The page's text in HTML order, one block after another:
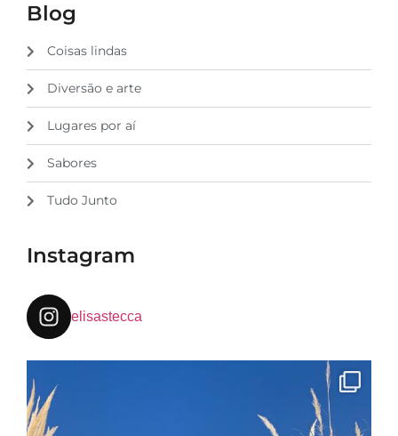
Blog
Coisas lindas
Diversão e arte
Lugares por aí
Sabores
Tudo Junto
Instagram
elisastecca